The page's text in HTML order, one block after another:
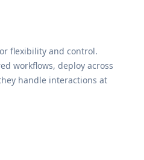
flexibility and control.
workflows, deploy across
handle interactions at